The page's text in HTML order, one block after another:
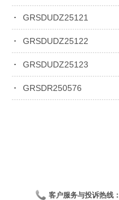
GRSDUDZ25121
GRSDUDZ25122
GRSDUDZ25123
GRSDR250576
客户服务与投诉热线：